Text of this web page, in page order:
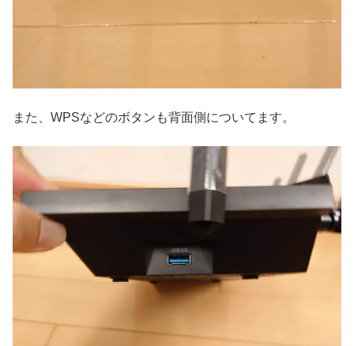
また、WPSなどのボタンも背面側についてます。